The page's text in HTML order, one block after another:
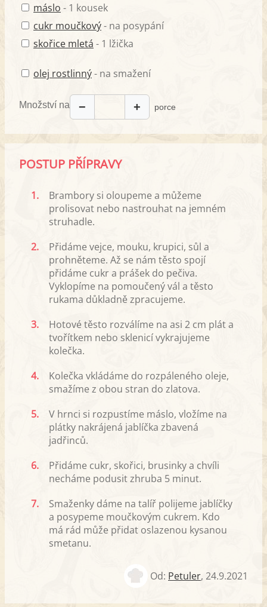
máslo - 1 kousek
cukr moučkový- na posypání
skořice mletá - 1 lžička
olej rostlinný- na smažení
Množství na − + porce
POSTUP PŘÍPRAVY
1.
Brambory si oloupeme a můžeme
prolisovat nebo nastrouhat na jemném
struhadle.
2.
Přidáme vejce, mouku, krupici, sůl a
prohněteme. Až se nám těsto spojí
přidáme cukr a prášek do pečiva.
Vyklopíme na pomoučený vál a těsto
rukama důkladně zpracujeme.
3.
Hotové těsto rozválíme na asi 2 cm plát a
tvořítkem nebo sklenicí vykrajujeme
kolečka.
4.
Kolečka vkládáme do rozpáleného oleje,
smažíme z obou stran do zlatova.
5.
V hrnci si rozpustíme máslo, vložíme na
plátky nakrájená jablíčka zbavená
jadřinců.
6.
Přidáme cukr, skořici, brusinky a chvíli
necháme podusit zhruba 5 minut.
7.
Smaženky dáme na talíř polijeme jablíčky
a posypeme moučkovým cukrem. Kdo
má rád může přidat oslazenou kysanou
smetanu.
Od: Petuler, 24.9.2021